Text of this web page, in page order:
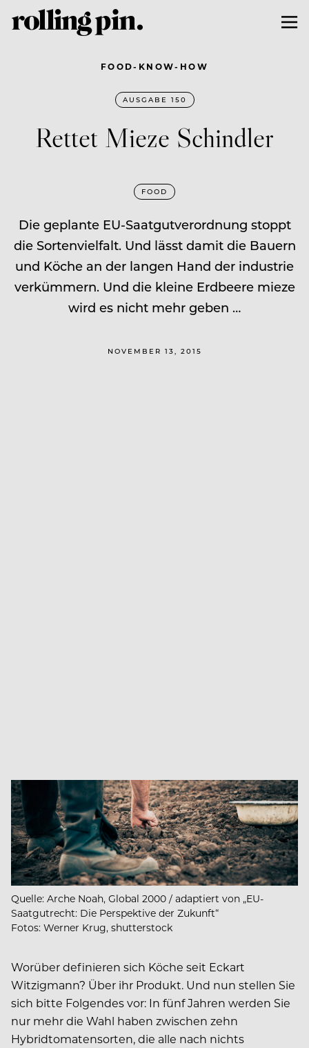
FOOD-KNOW-HOW
AUSGABE 150
Rettet Mieze Schindler
FOOD
Die geplante EU-Saatgutverordnung stoppt
die Sortenvielfalt. Und lässt damit die Bauern
und Köche an der langen Hand der industrie
verkümmern. Und die kleine Erdbeere mieze
wird es nicht mehr geben …
NOVEMBER 13, 2015
Quelle: Arche Noah, Global 2000 / adaptiert von „EU-
Saatgutrecht: Die Perspektive der Zukunft“
Fotos: Werner Krug, shutterstock
Worüber definieren sich Köche seit Eckart
Witzigmann? Über ihr Produkt. Und nun stellen Sie
sich bitte Folgendes vor: In fünf Jahren werden Sie
nur mehr die Wahl haben zwischen zehn
Hybridtomatensorten, die alle nach nichts